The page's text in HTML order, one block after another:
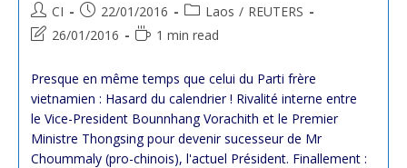
Gouvernemental
Post
author:
CI
Post
published:
22/01/2016
Post
category:
Laos / REUTERS
Post
modified:
26/01/2016
Reading1 min read
Presque en même temps que celui du Parti frère
vietnamien : Hasard du calendrier ! Rivalité interne entre
le Vice-President Bounnhang Vorachith et le Premier
Ministre Thongsing pour devenir sucesseur de Mr
Choummaly (pro-chinois), l'actuel Président. Finallement :